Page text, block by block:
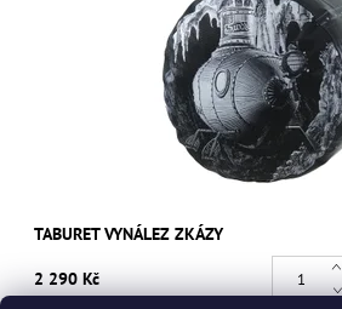
TABURET VYNÁLEZ ZKÁZY
2 290 Kč